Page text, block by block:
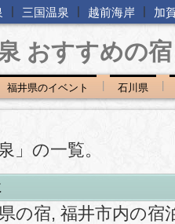
おすすめの宿
| 三国温泉 | 越前海岸 | 加
福井県のイベント 石川県
」の一覧。
の宿, 福井市内の宿